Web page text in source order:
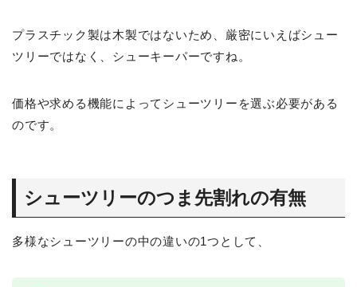
プラスチック製は木製ではないため、厳密にいえばシュー
ツリーではなく、シューキーパーですね。
価格や求める機能によってシューツリーを選ぶ必要がある
のです。
シューツリーのつま先割れの有無
多様なシューツリーの中の違いの1つとして、